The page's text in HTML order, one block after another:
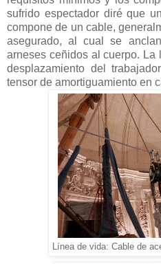
sufrido espectador diré que
compone de un cable,
asegurado, al cual se
arneses ceñidos al cuerpo. La
desplazamiento del
tensor de amortiguamiento en
Línea de vida: Cable de